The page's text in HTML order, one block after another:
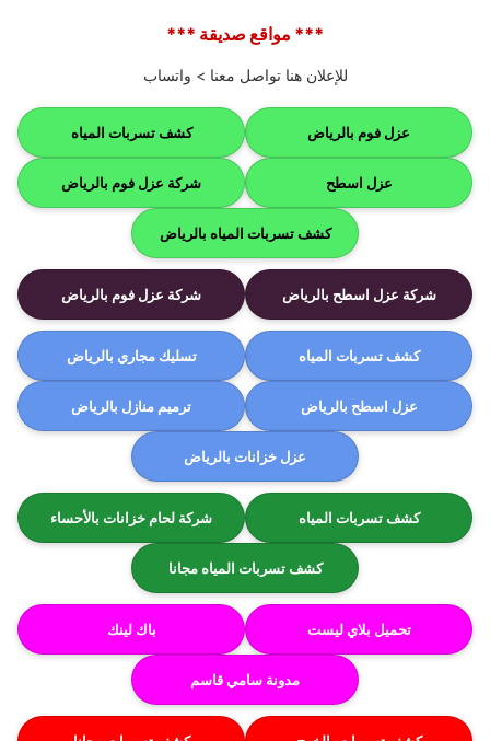
*** مواقع صديقة ***
للإعلان هنا تواصل معنا > واتساب
عزل فوم بالرياض كشف تسربات المياه
عزل اسطح شركة عزل فوم بالرياض
كشف تسربات المياه بالرياض
شركة عزل اسطح بالرياض شركة عزل فوم بالرياض
كشف تسربات المياه تسليك مجاري بالرياض
عزل اسطح بالرياض ترميم منازل بالرياض
عزل خزانات بالرياض
كشف تسربات المياه شركة لحام خزانات بالأحساء
كشف تسربات المياه مجانا
تحميل بلاي ليست باك لينك
مدونة سامي قاسم